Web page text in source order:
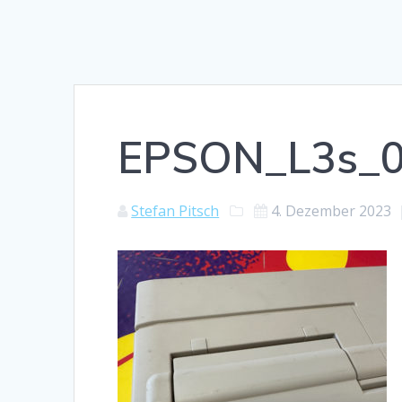
Stefan Pitsch 4. Dezember 2023